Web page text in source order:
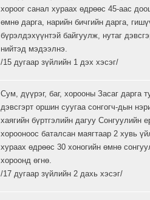
хороог санал хураах өдрөөс 45-аас
өмнө дарга, нарийн бичгийн дарга,
бүрэлдэхүүнтэй байгуулж, нутаг
нийтэд мэдээлнэ.
/15 дугаар зүйлийн 1 дэх хэсэг/
Сум, дүүрэг, баг, хорооны Засаг дарга
дэвсгэрт оршин суугаа сонгогч-дын
хаягийн бүртгэлийн дагуу Сонгуулийн
хорооноос баталсан маягтаар 2 хувь
хураах өдрөөс 30 хоногийн өмнө
хороонд өгнө.
/17 дугаар зүйлийн 2 дахь хэсэг/